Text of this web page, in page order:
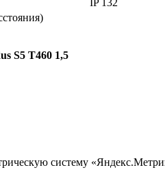
S5 T460 1,5
систему